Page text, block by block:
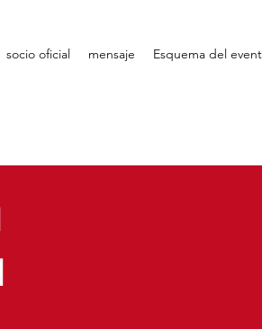
socio oficial mensaje Esquema del